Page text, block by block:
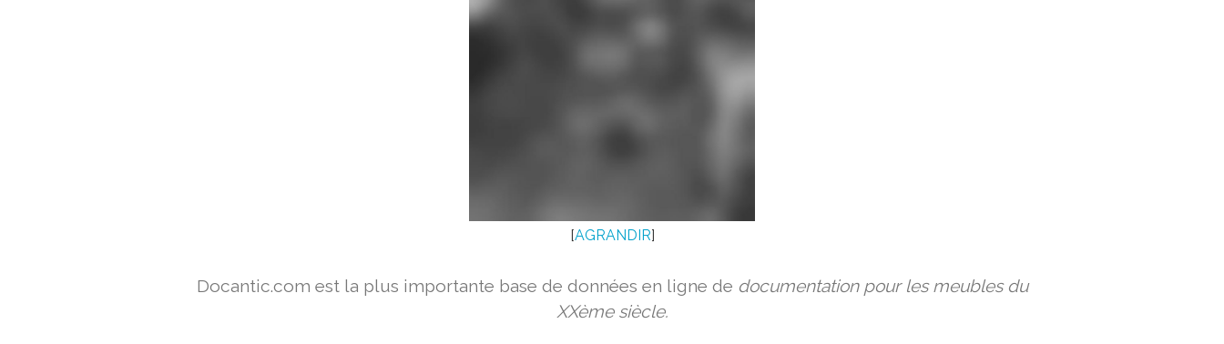
[AGRANDIR]
Docantic.com est la plus importante base de données en ligne de documentation pour les meubles du
XXème siècle.